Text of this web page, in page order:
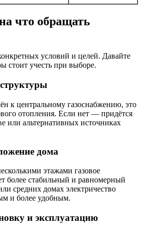
что обращать
условий и целей. Давайте
стоит учесть при выборе.
к центральному газоснабжению, это
отопления. Если нет — придётся
или альтернативных источниках
дома
этажами газовое
более стабильный и равномерный
средних домах электричество
и более удобным.
и эксплуатацию